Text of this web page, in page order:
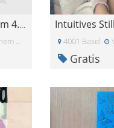
Lieder für Kinder vom 4. bis 8. Schuljahr, 96 Seit
Monat
Intuitives
4001 Basel
Gratis